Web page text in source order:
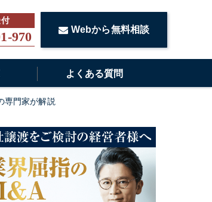
970 Webから無料相談
よくある質問
専門家が解説